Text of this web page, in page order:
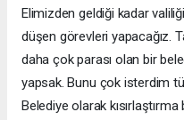
Elimizden geldiği kadar
düşen görevleri yapacağız.
daha çok parası olan bir
yapsak. Bunu çok isterdim
Belediye olarak